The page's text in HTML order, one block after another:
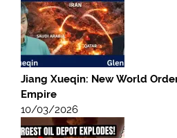
Jiang Xueqin: New World
Empire
10/03/2026